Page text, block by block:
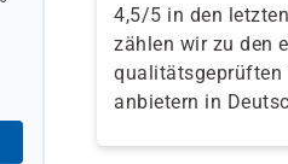
4,5/5 in den
zählen wir zu den
anbietern in